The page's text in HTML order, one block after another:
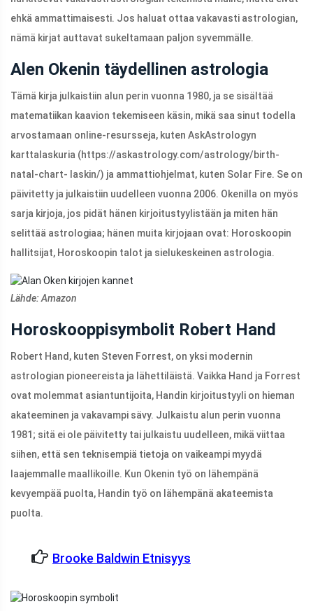
ehkä ammattimaisesti. Jos haluat ottaa vakavasti astrologian,
nämä kirjat auttavat sukeltamaan paljon syvemmälle.
Alen Okenin täydellinen astrologia
Tämä kirja julkaistiin alun perin vuonna 1980, ja se sisältää
matematiikan kaavion tekemiseen käsin, mikä saa sinut todella
arvostamaan online-resursseja, kuten AskAstrologyn
karttalaskuria (https://askastrology.com/astrology/birth-
natal-chart- laskin/) ja ammattiohjelmat, kuten Solar Fire. Se on
päivitetty ja julkaistiin uudelleen vuonna 2006. Okenilla on myös
sarja kirjoja, jos pidät hänen kirjoitustyylistään ja miten hän
selittää astrologiaa; hänen muita kirjojaan ovat: Horoskoopin
hallitsijat, Horoskoopin talot ja sielukeskeinen astrologia.
Lähde: Amazon
Horoskooppisymbolit Robert Hand
Robert Hand, kuten Steven Forrest, on yksi modernin
astrologian pioneereista ja lähettiläistä. Vaikka Hand ja Forrest
ovat molemmat asiantuntijoita, Handin kirjoitustyyli on hieman
akateeminen ja vakavampi sävy. Julkaistu alun perin vuonna
1981; sitä ei ole päivitetty tai julkaistu uudelleen, mikä viittaa
siihen, että sen teknisempiä tietoja on vaikeampi myydä
laajemmalle maallikoille. Kun Okenin työ on lähempänä
kevyempää puolta, Handin työ on lähempänä akateemista
puolta.
Brooke Baldwin Etnisyys